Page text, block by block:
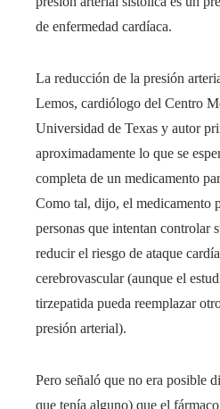
de enfermedad cardíaca.
La reducción de la presión
Lemos, cardiólogo del Centro
Universidad de Texas y autor
aproximadamente lo que se
completa de un medicamento
Como tal, dijo, el medicamento
personas que intentan controlar
reducir el riesgo de ataque
cerebrovascular (aunque el
tirzepatida pueda reemplazar
presión arterial).
Pero señaló que no era posible
que tenía alguno) que el